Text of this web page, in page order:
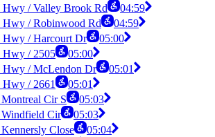
Hwy / Valley Brook Rd
04:59
Hwy / Robinwood Rd
04:59
Hwy / Harcourt Dr
05:00
Hwy / 2505
05:00
Hwy / McLendon Dr
05:01
/ 2661
05:01
Cir S
05:03
Cir
05:03
Close
05:04